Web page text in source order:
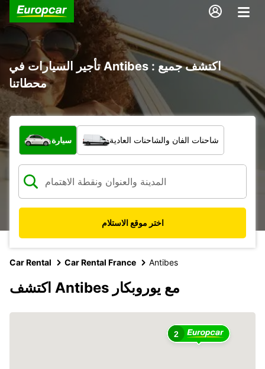
تأجير السيارات في Antibes : اكتشف جميع
محطاتنا
ما نوع المركبة؟
سيارة شاحنات الفان والشاحنات العادية
اختر موقع الاستلام
Car Rental Car Rental France Antibes
اكتشف Antibes مع يوروبكار
2